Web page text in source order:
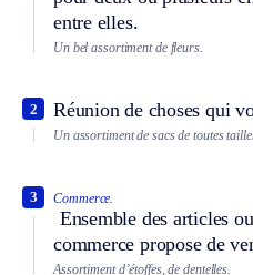
entre elles.
Un bel assortiment de fleurs.
Réunion de choses qui
2
Un assortiment de sacs de toutes
Commerce.
Ensemble des articles
commerce propose de
3
Assortiment d’étoffes, de dentelles.